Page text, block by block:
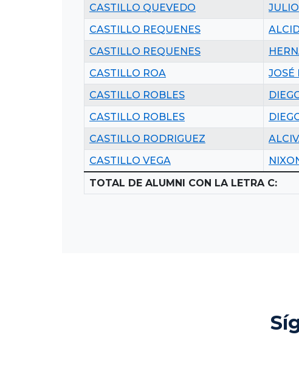
CASTILLO QUEVEDO
CASTILLO REQUENES
CASTILLO REQUENES
CASTILLO ROA
JOSÉ
CASTILLO ROBLES
CASTILLO ROBLES
CASTILLO RODRIGUEZ
CASTILLO VEGA
TOTAL DE ALUMNI CON LA LETRA C: